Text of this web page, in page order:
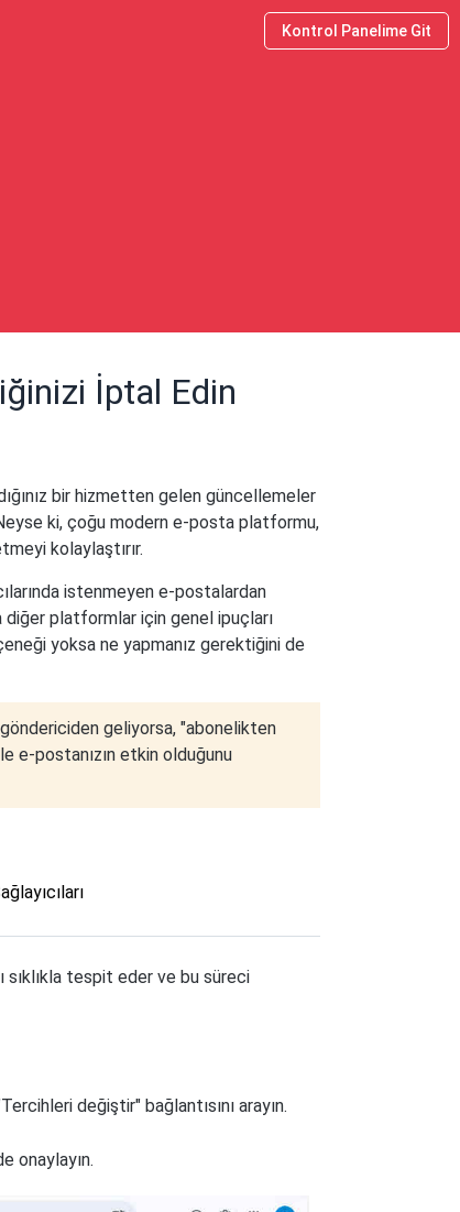
Kontrol Panelime Git
İptal Edin
bir hizmetten gelen güncellemeler
ki, çoğu modern e-posta platformu,
kolaylaştırır.
istenmeyen e-postalardan
platformlar için genel ipuçları
yoksa ne yapmanız gerektiğini de
geliyorsa, "abonelikten
e-postanızın etkin olduğunu
sıklıkla tespit eder ve bu süreci
değiştir" bağlantısını arayın.
onaylayın.